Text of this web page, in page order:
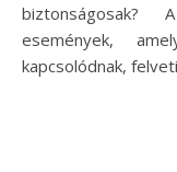
biztonságosak?
események,
kapcsolódnak,